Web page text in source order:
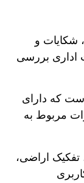
و
بررسی
که دارای
مربوط به
اراضی،